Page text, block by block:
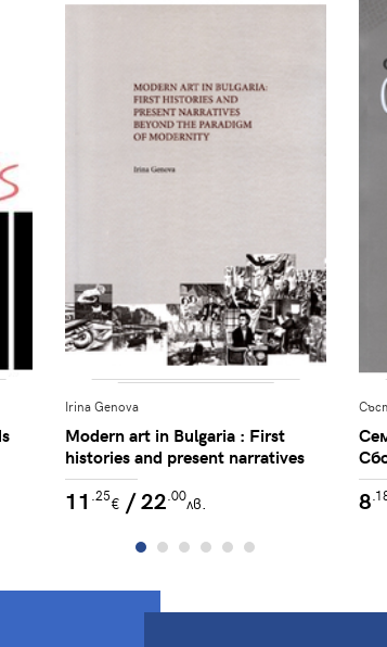
Irina Genova
Modern art in Bulgaria : First
histories and present narratives
beyond the paradigm of
modernity
11 .25€ / 22.00лв. 8